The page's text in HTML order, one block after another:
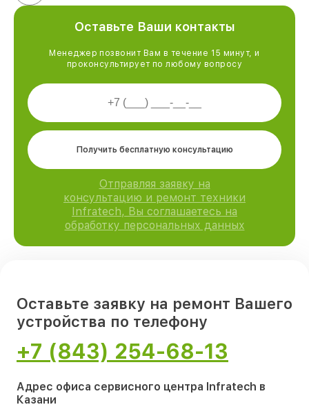
Оставьте Ваши контакты
Менеджер позвонит Вам в течение 15 минут, и
проконсультирует по любому вопросу
Получить бесплатную консультацию
Отправляя заявку на
консультацию и ремонт техники
Infratech, Вы соглашаетесь на
обработку персональных данных
Оставьте заявку на ремонт Вашего
устройства по телефону
+7 (843) 254-68-13
Адрес офиса сервисного центра Infratech в
Казани